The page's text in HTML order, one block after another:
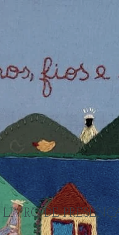
LIVRO DE